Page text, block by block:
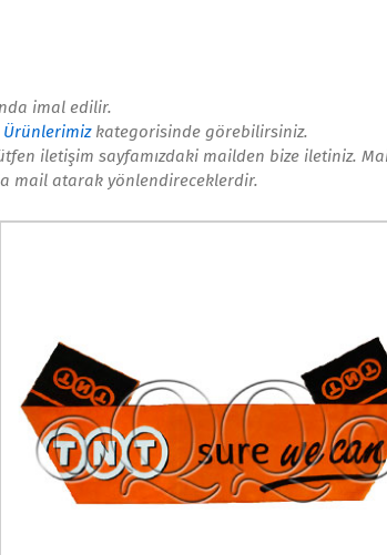
imal edilir.
Ürünlerimizkategorisinde görebilirsiniz.
iletişim sayfamızdaki mailden bize iletiniz.
mail atarak yönlendireceklerdir.